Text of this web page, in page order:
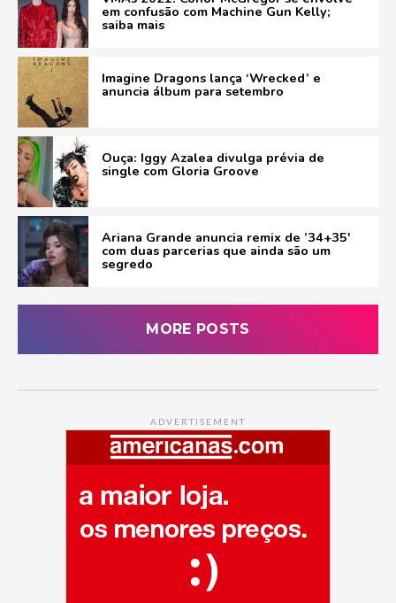
em confusão com Machine Gun Kelly;
saiba mais
Imagine Dragons lança ‘Wrecked’ e
anuncia álbum para setembro
Ouça: Iggy Azalea divulga prévia de
single com Gloria Groove
Ariana Grande anuncia remix de ’34+35′
com duas parcerias que ainda são um
segredo
MORE POSTS
ADVERTISEMENT